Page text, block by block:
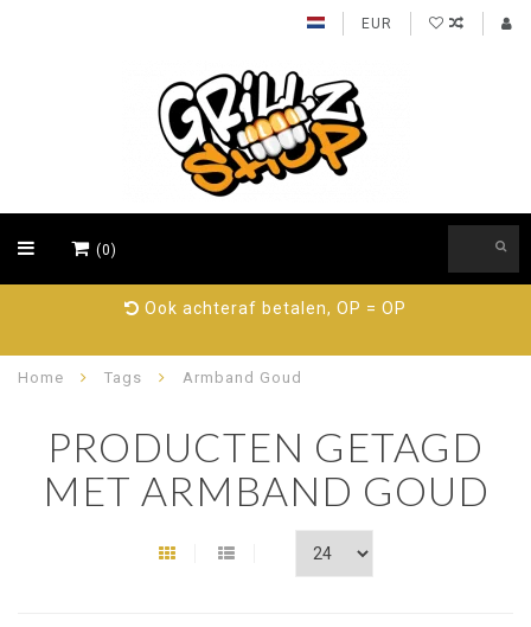
EUR
(0)
Ook achteraf betalen, OP = OP
Home Tags Armband Goud
PRODUCTEN GETAGD
MET ARMBAND GOUD